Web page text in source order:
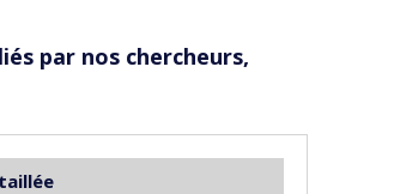
par nos chercheurs,